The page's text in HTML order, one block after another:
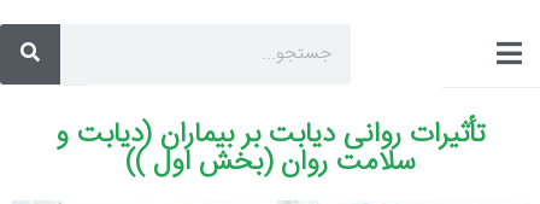
تأثیرات روانی دیابت بر بیماران (دیابت و
سلامت روان (بخش اول ))